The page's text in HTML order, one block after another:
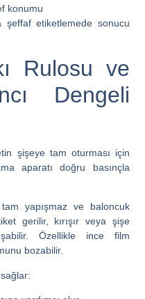
konumu
etiketlemede sonucu
Rulosu ve
Dengeli
şişeye tam oturması için
aparatı doğru basınçla
yapışmaz ve baloncuk
gerilir, kırışır veya şişe
Özellikle ince film
bozabilir.